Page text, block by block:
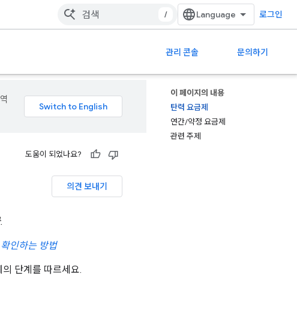
/ 로그인
관리 콘솔 문의하기
이 페이지의 내용
탄력 요금제
연간/약정 요금제
관련 주제
도움이 되었나요?
의견 보내기
인하는 방법
단계를 따르세요.